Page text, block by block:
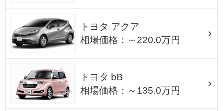
トヨタ アクア
相場価格：～220.0万円
トヨタ bB
相場価格：～135.0万円